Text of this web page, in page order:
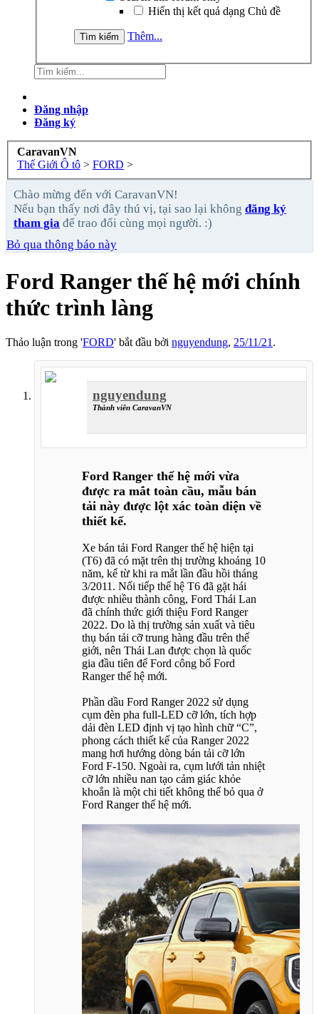
Hiển thị kết quả dạng Chủ đề
Thêm...
Đăng nhập
Đăng ký
CaravanVN
Thế Giới Ô tô > FORD >
Chào mừng đến với CaravanVN!
Nếu bạn thấy nơi đây thú vị, tại sao lại không đăng ký
tham gia để trao đổi cùng mọi người. :)
Bỏ qua thông báo này
Ford Ranger thế hệ mới chính
thức trình làng
Thảo luận trong 'FORD' bắt đầu bởi nguyendung, 25/11/21 .
nguyendung
Thành viên CaravanVN
Ford Ranger thế hệ mới vừa
được ra mắt toàn cầu, mẫu bán
tải này được lột xác toàn diện về
thiết kế.
Xe bán tải Ford Ranger thế hệ hiện tại
(T6) đã có mặt trên thị trường khoảng 10
năm, kể từ khi ra mắt lần đầu hồi tháng
3/2011. Nối tiếp thế hệ T6 đã gặt hái
được nhiều thành công, Ford Thái Lan
đã chính thức giới thiệu Ford Ranger
2022. Do là thị trường sản xuất và tiêu
thụ bán tải cỡ trung hàng đầu trên thế
giới, nên Thái Lan được chọn là quốc
gia đầu tiên để Ford công bố Ford
Ranger thế hệ mới.
Phần dầu Ford Ranger 2022 sử dụng
cụm đèn pha full-LED cỡ lớn, tích hợp
dải đèn LED định vị tạo hình chữ “C”,
phong cách thiết kế của Ranger 2022
mang hơi hướng dòng bán tải cỡ lớn
Ford F-150. Ngoài ra, cụm lưới tản nhiệt
cỡ lớn nhiều nan tạo cảm giác khỏe
khoắn là một chi tiết không thể bỏ qua ở
Ford Ranger thế hệ mới.